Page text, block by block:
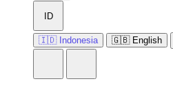
ID
🇮🇩 Indonesia 🇬🇧 English